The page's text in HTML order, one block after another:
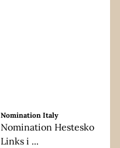
Nomination Italy
Nomination Hestesko
Links i ...